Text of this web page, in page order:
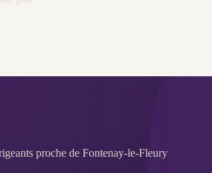
proche de Fontenay-le-Fleury